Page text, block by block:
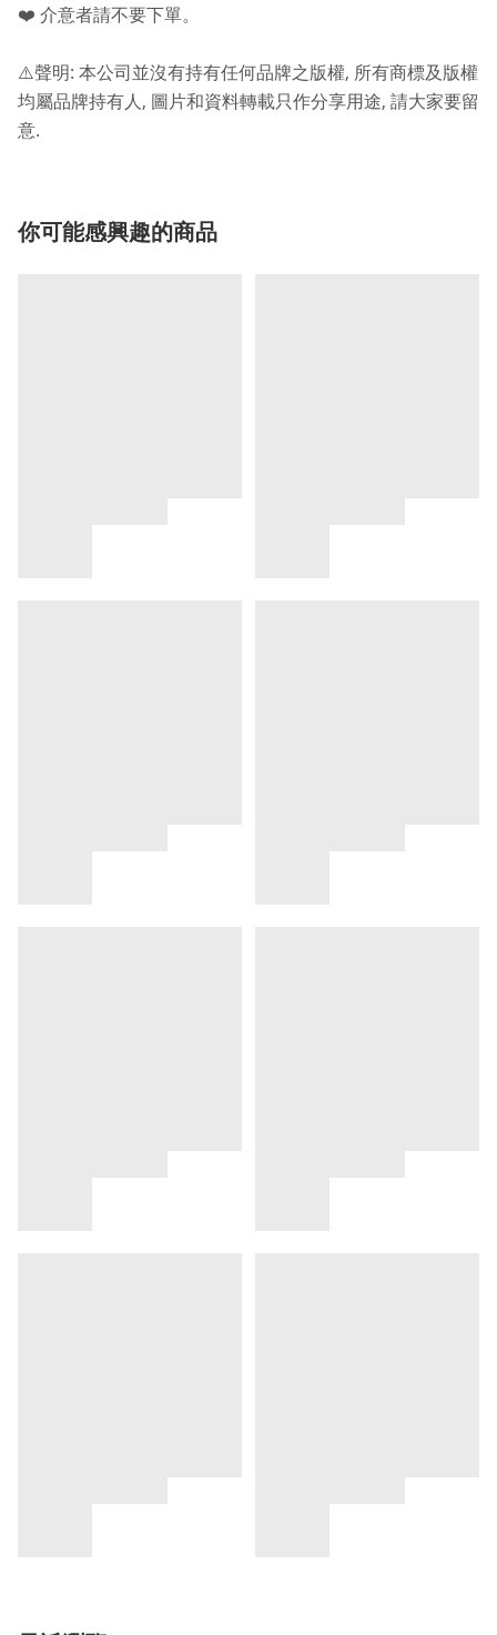
❤️ 介意者請不要下單。
⚠️聲明: 本公司並沒有持有任何品牌之版權, 所有商標及版權
均屬品牌持有人 , 圖片和資料轉載只作分享用途, 請大家要留
意.
你可能感興趣的商品